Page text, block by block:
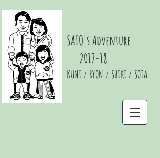
SATO's Adventure
2017-18
KUNI / RYON / SHIKI / SOTA